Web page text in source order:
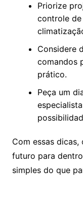
Priorize
controle de
Considere
comandos
prático.
Peça um
Com essas
futuro para
simples do que